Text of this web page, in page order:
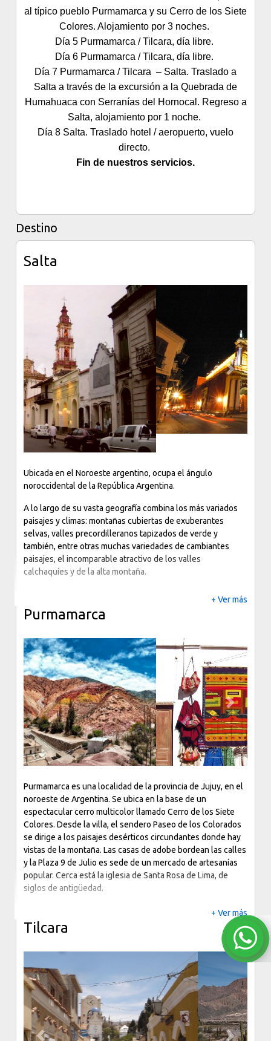
al típico pueblo Purmamarca y su Cerro de los Siete
Colores. Alojamiento por 3 noches.
Día 5 Purmamarca / Tilcara, día libre.
Día 6 Purmamarca / Tilcara, día libre.
Día 7 Purmamarca / Tilcara – Salta. Traslado a
Salta a través de la excursión a la Quebrada de
Humahuaca con Serranías del Hornocal. Regreso a
Salta, alojamiento por 1 noche.
Día 8 Salta. Traslado hotel / aeropuerto, vuelo
directo.
Fin de nuestros servicios.
Destino
Salta
Previous Next
Ubicada en el Noroeste argentino, ocupa el ángulo
noroccidental de la República Argentina.
A lo largo de su vasta geografía combina los más variados
paisajes y climas: montañas cubiertas de exuberantes
selvas, valles precordilleranos tapizados de verde y
también, entre otras muchas variedades de cambiantes
paisajes, el incomparable atractivo de los valles
calchaquíes y de la alta montaña.
Previous Next
Purmamarca es una localidad de la provincia de Jujuy, en el
noroeste de Argentina. Se ubica en la base de un
espectacular cerro multicolor llamado Cerro de los Siete
Colores. Desde la villa, el sendero Paseo de los Colorados
se dirige a los paisajes desérticos circundantes donde hay
vistas de la montaña. Las casas de adobe bordean las calles
y la Plaza 9 de Julio es sede de un mercado de artesanías
+ Ver más
Tilcara